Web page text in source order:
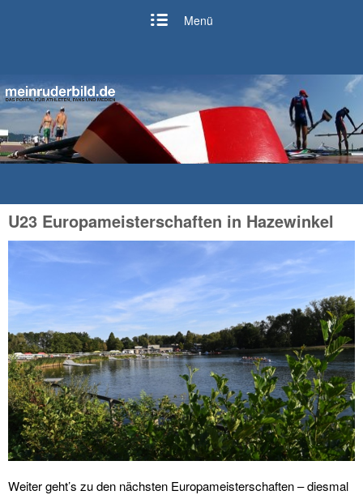
Menü
U23 Europameisterschaften in Hazewinkel
Weiter geht’s zu den nächsten Europameisterschaften – diesmal